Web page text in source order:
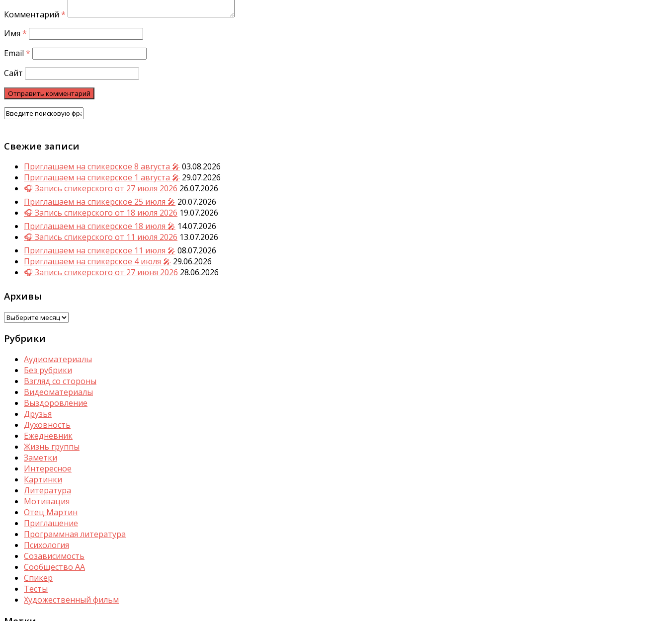
Комментарий *
Имя *
Email *
Сайт
Свежие записи
Приглашаем на спикерское 8 августа 🎤 03.08.2026
Приглашаем на спикерское 1 августа 🎤 29.07.2026
🎧 Запись спикерского от 27 июля 2026 26.07.2026
Приглашаем на спикерское 25 июля 🎤 20.07.2026
🎧 Запись спикерского от 18 июля 2026 19.07.2026
Приглашаем на спикерское 18 июля 🎤 14.07.2026
🎧 Запись спикерского от 11 июля 2026 13.07.2026
Приглашаем на спикерское 11 июля 🎤 08.07.2026
Приглашаем на спикерское 4 июля 🎤 29.06.2026
🎧 Запись спикерского от 27 июня 2026 28.06.2026
Архивы
Архивы
Рубрики
Аудиоматериалы
Без рубрики
Взгляд со стороны
Видеоматериалы
Выздоровление
Друзья
Духовность
Ежедневник
Жизнь группы
Заметки
Интересное
Картинки
Литература
Мотивация
Отец Мартин
Приглашение
Программная литература
Психология
Созависимость
Сообщество АА
Спикер
Тесты
Художественный фильм